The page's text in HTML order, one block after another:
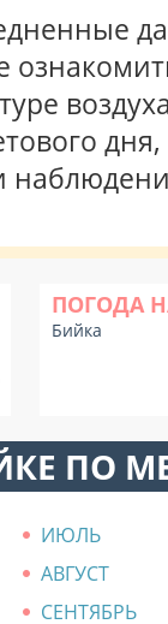
ПОГОДА
Бийка
ПО
ИЮЛЬ
АВГУСТ
СЕНТЯБРЬ